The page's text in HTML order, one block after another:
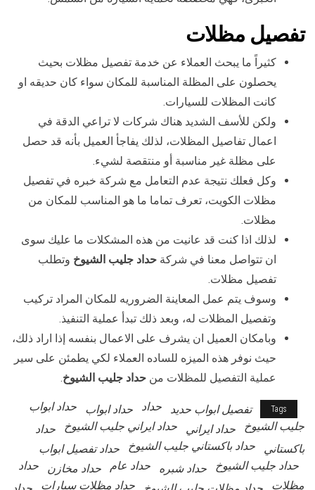
تفصيل مظلات
كثيراً ما يبحث العملاء عن خدمة تفصيل مظلات بحيث
يحصلون على المظلة المناسبة للمكان سواء كان حديقه او
كانت المظلات للسيارات.
ولكن للأسف الشديد هناك شركات لا تراعي الدقة في
اعمال تفاصيل المظلات، لذلك يفاجأ العميل بأنه قد حصل
على مظلة غير مناسبة أو منتقصة لشيء.
وكل فعلك نتيجة عدم التعامل مع شركة خبره في تفصيل
مظلات الكويت، تعرف تماما ما هو المناسب للمكان من
مظلات.
لذلك اذا كنت قد عانيت من هذه المشكلات ما عليك سوى
ان تتواصل معنا في شركة حداد جليب الشيوخ وتطلب
تفصيل مظلات.
وسوف يتم عمل المعاينة الضروريه للمكان المراد تركيب
وتفصيل المظلات له، وبعد ذلك تبدأ عملية التنفيذ.
وبامكان العميل ان يشرف على الاعمال بنفسه إذا اراد ذلك،
حيث نوفر هذه الميزه للساده العملاء لكي يطمئن على سير
عملية التفصيل للمظلات من حداد جليب الشيوخ.
Tags تفصيل ابواب حديد حداد حداد ابواب
حداد ابواب
جليب الشيوخ
حداد ايراني حداد ايراني جليب الشيوخ
حداد
باكستاني
حداد باكستاني جليب الشيوخ
حداد تفصيل ابواب
حداد جليب الشيوخ
حداد شبره حداد عام حداد مخازن
حداد
مظلات
حداد مظلات سيارات